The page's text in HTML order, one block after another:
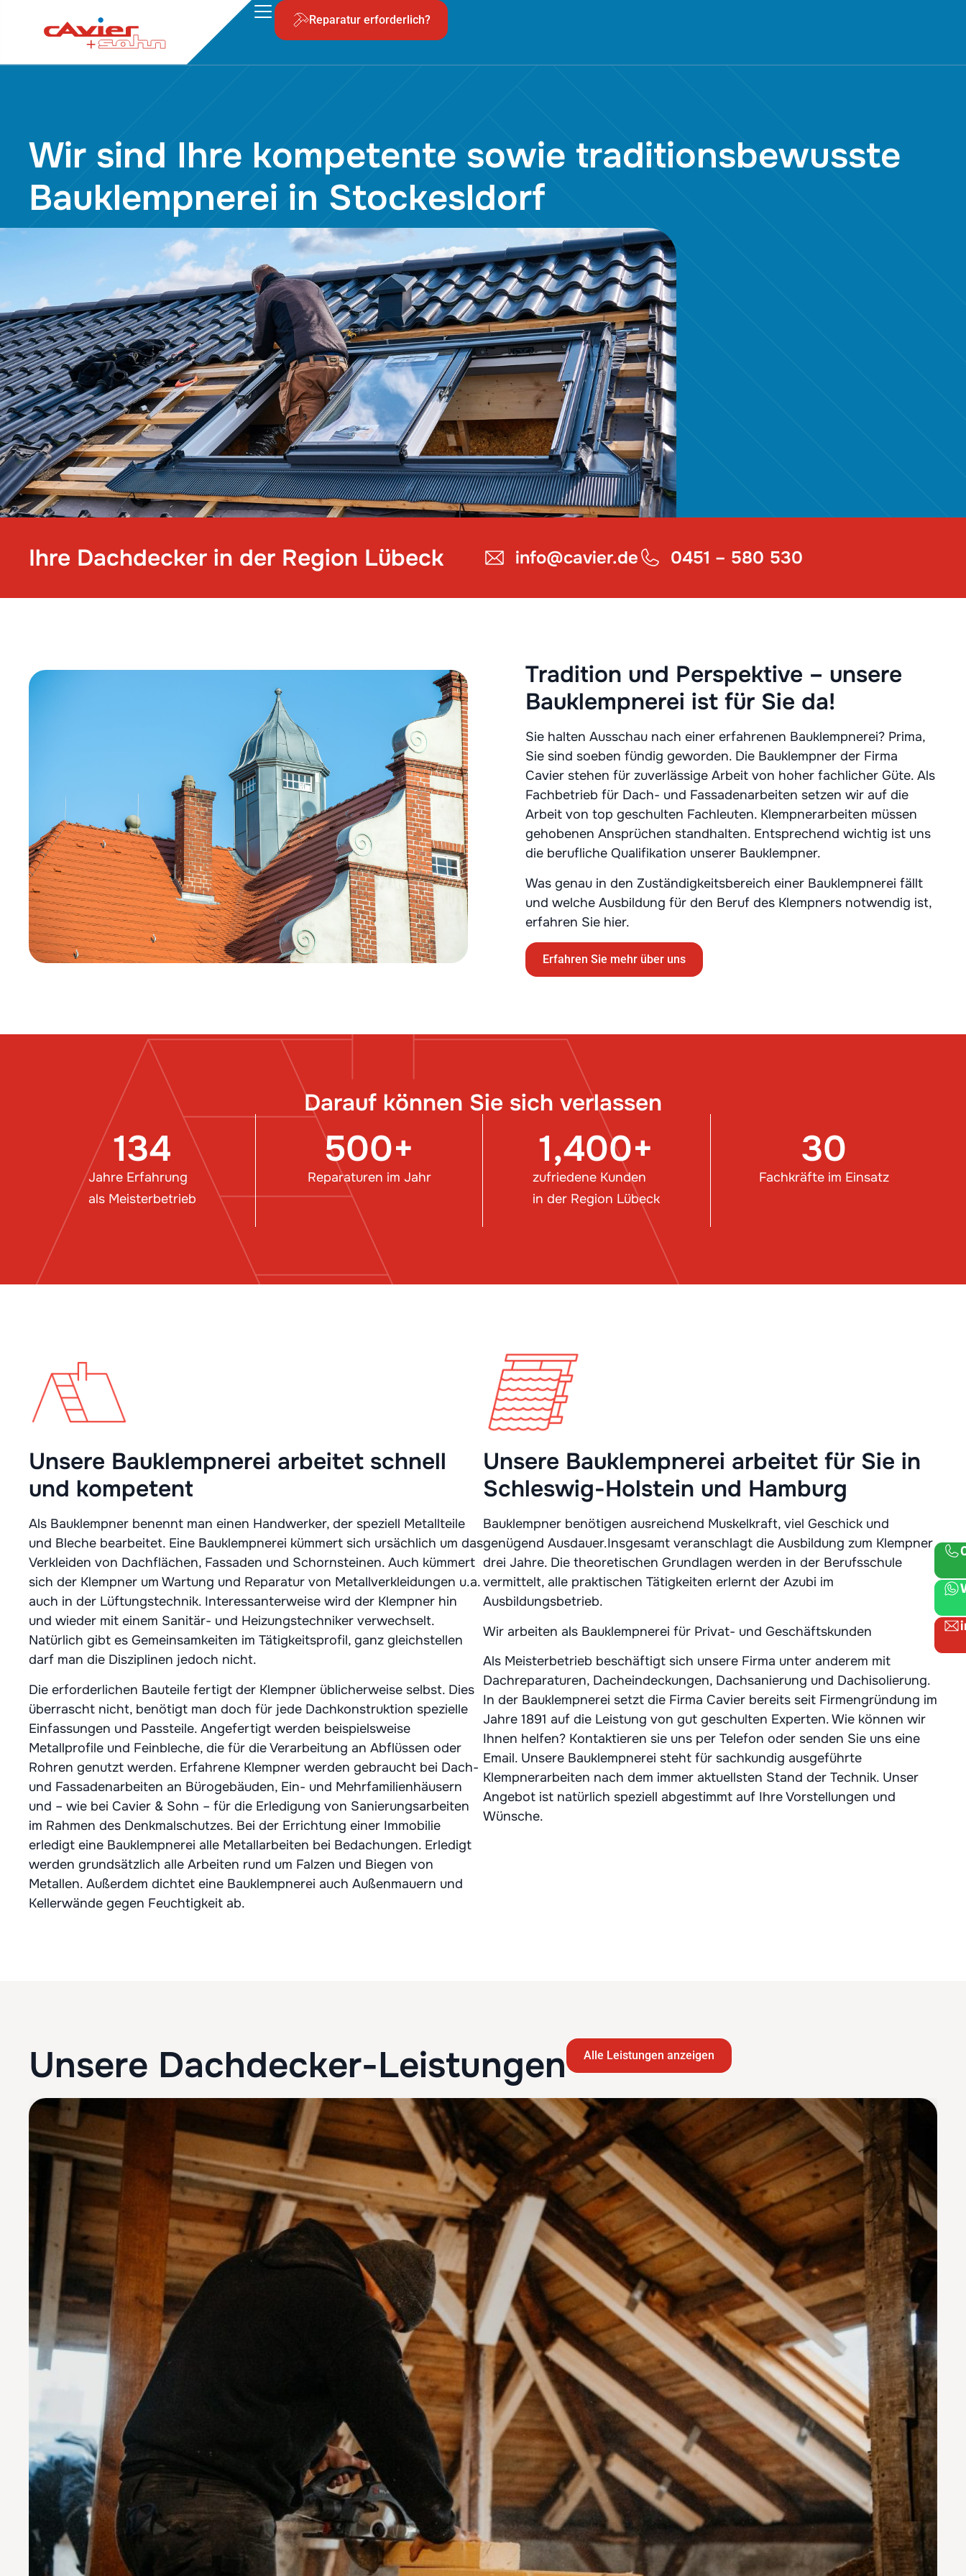
Reparatur erforderlich?
Wir sind Ihre kompetente sowie traditionsbewusste
Bauklempnerei in Stockesldorf
Ihre Dachdecker in der Region Lübeck info@cavier.de 0451 – 580 530
Tradition und Perspektive – unsere
Bauklempnerei ist für Sie da!
Sie halten Ausschau nach einer erfahrenen Bauklempnerei? Prima,
Sie sind soeben fündig geworden. Die Bauklempner der Firma
Cavier stehen für zuverlässige Arbeit von hoher fachlicher Güte. Als
Fachbetrieb für Dach- und Fassadenarbeiten setzen wir auf die
Arbeit von top geschulten Fachleuten. Klempnerarbeiten müssen
gehobenen Ansprüchen standhalten. Entsprechend wichtig ist uns
die berufliche Qualifikation unserer Bauklempner.
Was genau in den Zuständigkeitsbereich einer Bauklempnerei fällt
und welche Ausbildung für den Beruf des Klempners notwendig ist,
erfahren Sie hier.
Erfahren Sie mehr über uns
Darauf können Sie sich verlassen
Jahre Erfahrung
als Meisterbetrieb
134
Reparaturen im Jahr
500+
zufriedene Kunden
in der Region Lübeck
1,400+
Fachkräfte im Einsatz
30
Unsere Bauklempnerei arbeitet schnell
und kompetent
Als Bauklempner benennt man einen Handwerker, der speziell Metallteile
und Bleche bearbeitet. Eine Bauklempnerei kümmert sich ursächlich um das
Verkleiden von Dachflächen, Fassaden und Schornsteinen. Auch kümmert
sich der Klempner um Wartung und Reparatur von Metallverkleidungen u.a.
auch in der Lüftungstechnik. Interessanterweise wird der Klempner hin
und wieder mit einem Sanitär- und Heizungstechniker verwechselt.
Natürlich gibt es Gemeinsamkeiten im Tätigkeitsprofil, ganz gleichstellen
darf man die Disziplinen jedoch nicht.
Die erforderlichen Bauteile fertigt der Klempner üblicherweise selbst. Dies
überrascht nicht, benötigt man doch für jede Dachkonstruktion spezielle
Einfassungen und Passteile. Angefertigt werden beispielsweise
Metallprofile und Feinbleche, die für die Verarbeitung an Abflüssen oder
Rohren genutzt werden. Erfahrene Klempner werden gebraucht bei Dach-
und Fassadenarbeiten an Bürogebäuden, Ein- und Mehrfamilienhäusern
und – wie bei Cavier & Sohn – für die Erledigung von Sanierungsarbeiten
im Rahmen des Denkmalschutzes. Bei der Errichtung einer Immobilie
erledigt eine Bauklempnerei alle Metallarbeiten bei Bedachungen. Erledigt
werden grundsätzlich alle Arbeiten rund um Falzen und Biegen von
Metallen. Außerdem dichtet eine Bauklempnerei auch Außenmauern und
Kellerwände gegen Feuchtigkeit ab.
Unsere Bauklempnerei arbeitet für Sie in
Schleswig-Holstein und Hamburg
Bauklempner benötigen ausreichend Muskelkraft, viel Geschick und
genügend Ausdauer.Insgesamt veranschlagt die Ausbildung zum Klempner
drei Jahre. Die theoretischen Grundlagen werden in der Berufsschule
vermittelt, alle praktischen Tätigkeiten erlernt der Azubi im
Ausbildungsbetrieb.
Wir arbeiten als Bauklempnerei für Privat- und Geschäftskunden
Als Meisterbetrieb beschäftigt sich unsere Firma unter anderem mit
Dachreparaturen, Dacheindeckungen, Dachsanierung und Dachisolierung.
In der Bauklempnerei setzt die Firma Cavier bereits seit Firmengründung im
Jahre 1891 auf die Leistung von gut geschulten Experten. Wie können wir
Ihnen helfen? Kontaktieren sie uns per Telefon oder senden Sie uns eine
Email. Unsere Bauklempnerei steht für sachkundig ausgeführte
Klempnerarbeiten nach dem immer aktuellsten Stand der Technik. Unser
Angebot ist natürlich speziell abgestimmt auf Ihre Vorstellungen und
Wünsche.
Unsere Dachdecker-Leistungen Alle Leistungen anzeigen